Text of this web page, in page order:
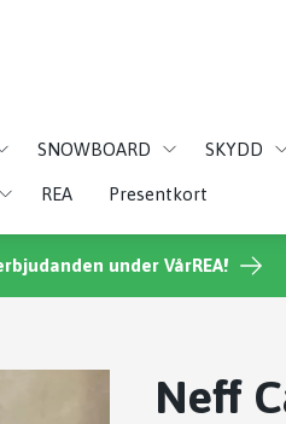
SNOWBOARD SKYDD
REA Presentkort
under VårREA!
Neff